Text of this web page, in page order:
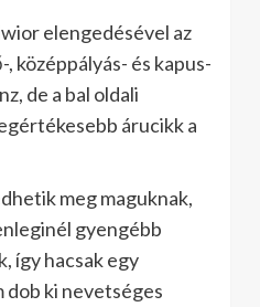
elengedésével az
középpályás- és kapus-
de a bal oldali
árucikk a
meg maguknak,
gyengébb
így hacsak egy
ki nevetséges